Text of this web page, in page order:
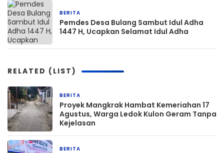
BERITA
Pemdes Desa Bulang Sambut Idul Adha
1447 H, Ucapkan Selamat Idul Adha
RELATED (LIST)
BERITA
‎Proyek Mangkrak Hambat Kemeriahan 17
Agustus, Warga Ledok Kulon Geram Tanpa
Kejelasan
BERITA